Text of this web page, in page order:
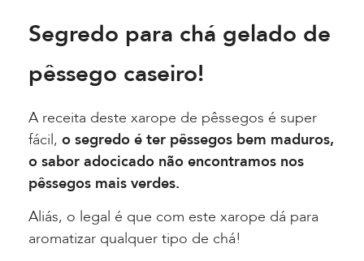
Segredo para chá gelado de
pêssego caseiro!
A receita deste xarope de pêssegos é super
fácil, o segredo é ter pêssegos bem maduros,
o sabor adocicado não encontramos nos
pêssegos mais verdes.
Aliás, o legal é que com este xarope dá para
aromatizar qualquer tipo de chá!